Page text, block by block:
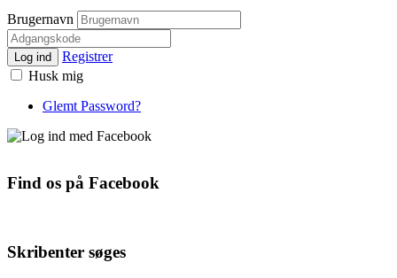
Brugernavn
Log ind
Registrer
Husk mig
Glemt Password?
Find os på Facebook
Skribenter søges